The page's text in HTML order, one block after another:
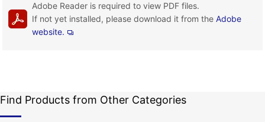
Adobe Reader is required to view PDF files.
If not yet installed, please download it from theAdobe
website.
Find Products from Other Categories